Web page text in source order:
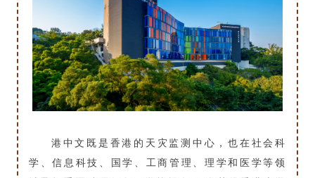
港中文既是香港的天灾监测中心，也在社会科
学、信息科技、国学、工商管理、理学和医学等领